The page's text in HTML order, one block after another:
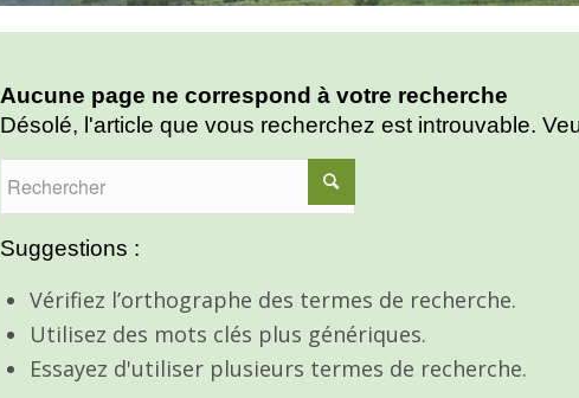
Aucune page ne correspond à votre recherche
Désolé, l'article que vous recherchez est introuvable.
Suggestions :
Vérifiez l’orthographe des termes de recherche.
Utilisez des mots clés plus génériques.
Essayez d'utiliser plusieurs termes de recherche.